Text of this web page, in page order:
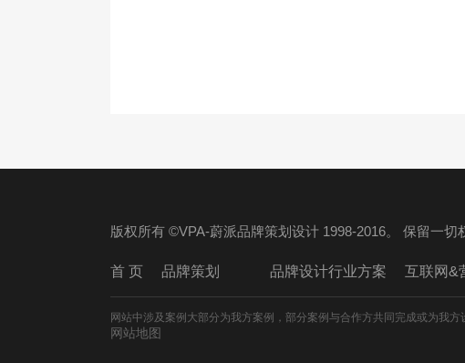
版权所有 ©VPA-蔚派品牌策划设计 1998-2016。 保留一切
首 页 品牌策划 品牌设计行业方案 互联网&
网站中涉及案例大部分为我方案例，部分案例与合作方共同完成或为我
网站地图